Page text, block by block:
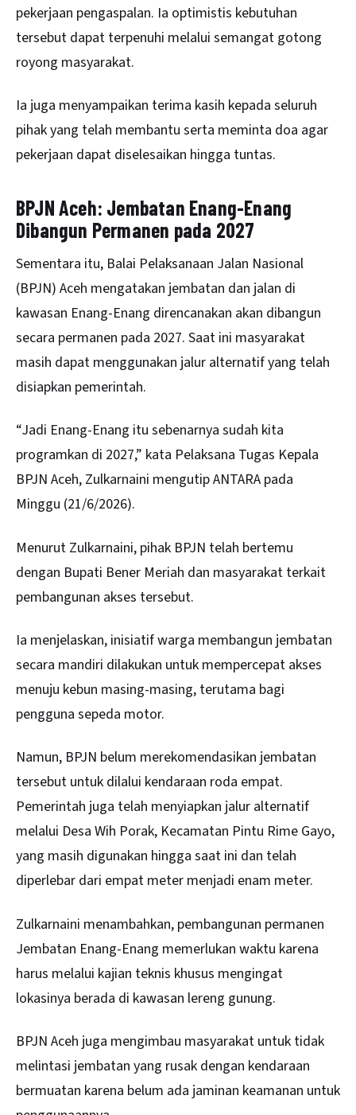
pekerjaan pengaspalan. Ia optimistis kebutuhan
tersebut dapat terpenuhi melalui semangat gotong
royong masyarakat.
Ia juga menyampaikan terima kasih kepada seluruh
pihak yang telah membantu serta meminta doa agar
pekerjaan dapat diselesaikan hingga tuntas.
BPJN Aceh: Jembatan Enang-Enang
Dibangun Permanen pada 2027
Sementara itu, Balai Pelaksanaan Jalan Nasional
(BPJN) Aceh mengatakan jembatan dan jalan di
kawasan Enang-Enang direncanakan akan dibangun
secara permanen pada 2027. Saat ini masyarakat
masih dapat menggunakan jalur alternatif yang telah
disiapkan pemerintah.
“Jadi Enang-Enang itu sebenarnya sudah kita
programkan di 2027,” kata Pelaksana Tugas Kepala
BPJN Aceh, Zulkarnaini mengutip ANTARA pada
Minggu (21/6/2026).
Menurut Zulkarnaini, pihak BPJN telah bertemu
dengan Bupati Bener Meriah dan masyarakat terkait
pembangunan akses tersebut.
Ia menjelaskan, inisiatif warga membangun jembatan
secara mandiri dilakukan untuk mempercepat akses
menuju kebun masing-masing, terutama bagi
pengguna sepeda motor.
Namun, BPJN belum merekomendasikan jembatan
tersebut untuk dilalui kendaraan roda empat.
Pemerintah juga telah menyiapkan jalur alternatif
melalui Desa Wih Porak, Kecamatan Pintu Rime Gayo,
yang masih digunakan hingga saat ini dan telah
diperlebar dari empat meter menjadi enam meter.
Zulkarnaini menambahkan, pembangunan permanen
Jembatan Enang-Enang memerlukan waktu karena
harus melalui kajian teknis khusus mengingat
lokasinya berada di kawasan lereng gunung.
BPJN Aceh juga mengimbau masyarakat untuk tidak
melintasi jembatan yang rusak dengan kendaraan
bermuatan karena belum ada jaminan keamanan untuk